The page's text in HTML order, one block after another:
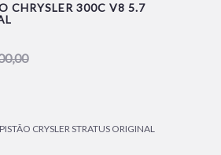
CHRYSLER 300C V8 5.7